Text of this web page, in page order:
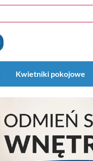
Kwietniki pokojowe